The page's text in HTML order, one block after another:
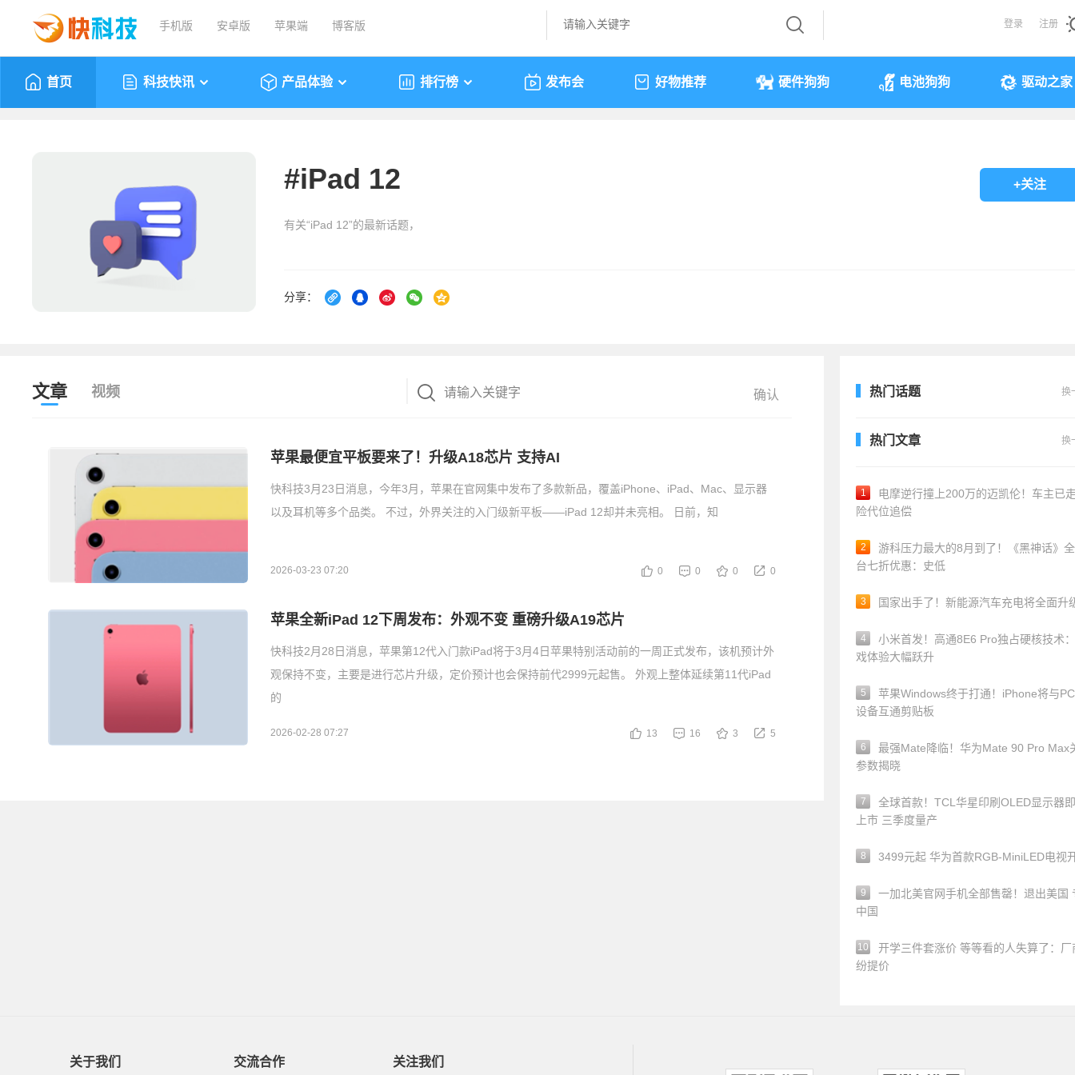
手机版 安卓版 苹果端 博客版 登录 注册
首页 科技快讯 产品体验 排行榜 发布会 好物推荐 硬件狗狗 电池狗狗 驱动之家
#iPad 12
有关“iPad 12”的最新话题，
分享：
+关注
文章 视频
苹果最便宜平板要来了！升级A18芯片 支持AI
快科技3月23日消息，今年3月，苹果在官网集中发布了多款新品，覆盖iPhone、iPad、Mac、显示器
以及耳机等多个品类。 不过，外界关注的入门级新平板——iPad 12却并未亮相。 日前，知
2026-03-23 07:20 0 0 0 0
苹果全新iPad 12下周发布：外观不变 重磅升级A19芯片
快科技2月28日消息，苹果第12代入门款iPad将于3月4日苹果特别活动前的一周正式发布，该机预计外
观保持不变，主要是进行芯片升级，定价预计也会保持前代2999元起售。 外观上整体延续第11代iPad
的
2026-02-28 07:27 13 16 3 5
热门话题 换
热门文章 换
1
电摩逆行撞上200万的迈凯伦！车主已
险代位追偿
2
游科压力最大的8月到了！《黑神话》
台七折优惠：史低
3 国家出手了！新能源汽车充电将全面升
4
小米首发！高通8E6 Pro独占硬核技术
戏体验大幅跃升
5
苹果Windows终于打通！iPhone将与
设备互通剪贴板
6
最强Mate降临！华为Mate 90 Pro Max
参数揭晓
7
全球首款！TCL华星印刷OLED显示器
上市 三季度量产
8 3499元起 华为首款RGB-MiniLED电视
9
一加北美官网手机全部售罄！退出美国
中国
10
开学三件套涨价 等等看的人失算了：厂
纷提价
关于我们 交流合作 关注我们